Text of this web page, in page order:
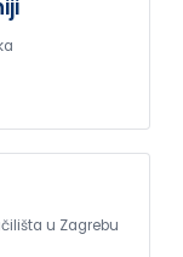
u Zagrebu